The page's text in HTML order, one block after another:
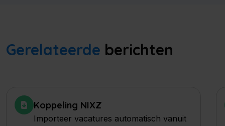
Gerelateerde berichten
Koppeling NIXZ
Importeer vacatures automatisch vanuit